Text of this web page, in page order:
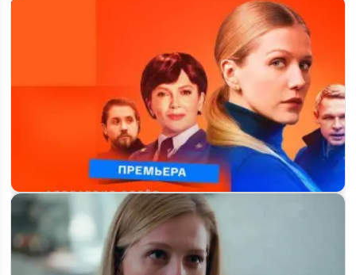
«Спасская» 6 сезон — всё, что уже известно о новых сериях
на Россия-1